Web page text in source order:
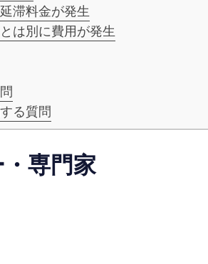
滞料金が発生
は別に費用が発生
る質問
専門家